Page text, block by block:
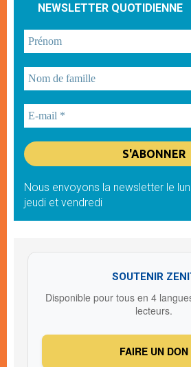
NEWSLETTER QUOTIDIENNE
Nous envoyons la newsletter le
jeudi et vendredi
SOUTENIR
Disponible pour tous en 4
lecteurs.
FAIRE UN DON